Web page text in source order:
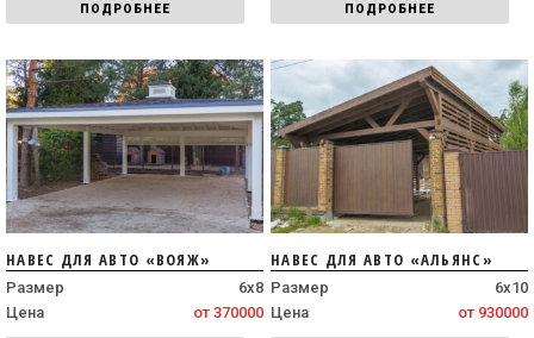
ПОДРОБНЕЕ ПОДРОБНЕЕ
НАВЕС ДЛЯ АВТО «ВОЯЖ»
Размер
6х8
Цена
от 370000
НАВЕС ДЛЯ АВТО «АЛЬЯНС»
Размер
6х10
Цена
от 930000